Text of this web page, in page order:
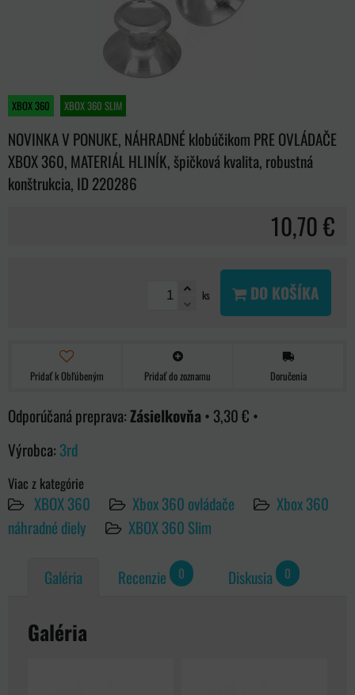
XBOX 360 XBOX 360 SLIM
NOVINKA V PONUKE, NÁHRADNÉ klobúčikom PRE OVLÁDAČE
XBOX 360, MATERIÁL HLINÍK, špičková kvalita, robustná
konštrukcia, ID 220286
10,70 €
ks DO KOŠÍKA
Pridať k Obľúbeným Pridať do zoznamu Doručenia
Zásielkovňa • 3,30 € •
Výrobca: 3rd
Viac z kategórie
XBOX 360 Xbox 360 ovládače
Xbox 360
náhradné diely
XBOX 360 Slim
Galéria Recenzie 0 Diskusia 0
Galéria